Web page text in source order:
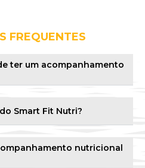
FREQUENTES
ter um acompanhamento
Smart Fit Nutri?
nutricional